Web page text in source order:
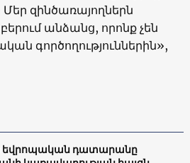
Մեր զինծառայողներն
անձանց, որոնք չեն
գործողություններին»,
եվրոպական դատարանը